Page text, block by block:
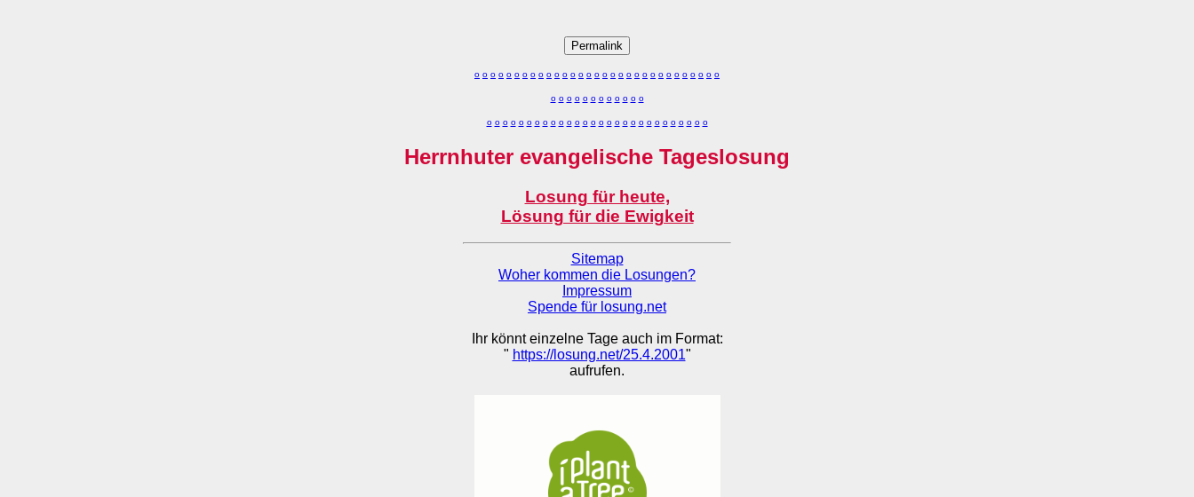
Permalink
o o o o o o o o o o o o o o o o o o o o o o o o o o o o o o o
o o o o o o o o o o o o
o o o o o o o o o o o o o o o o o o o o o o o o o o o o
Herrnhuter evangelische Tageslosung
Losung für heute,
Lösung für die Ewigkeit
Sitemap
Woher kommen die Losungen?
Impressum
Spende für losung.net
Ihr könnt einzelne Tage auch im Format:
" https://losung.net/25.4.2001"
aufrufen.